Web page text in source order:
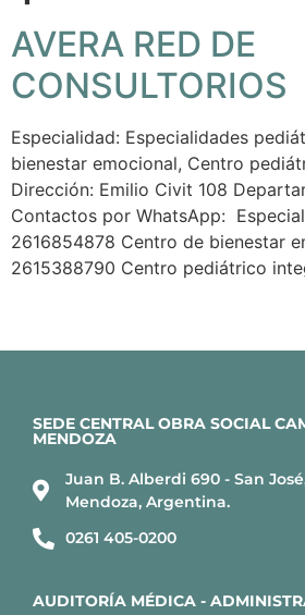
AVERA RED DE
CONSULTORIOS
Especialidad: Especialidades
bienestar emocional, Centro
Dirección: Emilio Civit 108
Contactos por WhatsApp:
2616854878 Centro de bienestar
2615388790 Centro pediátrico
SEDE CENTRAL OBRA SOCIAL
MENDOZA
Juan B. Alberdi 690 - San
Mendoza, Argentina.
0261 405-0200
AUDITORÍA MÉDICA -